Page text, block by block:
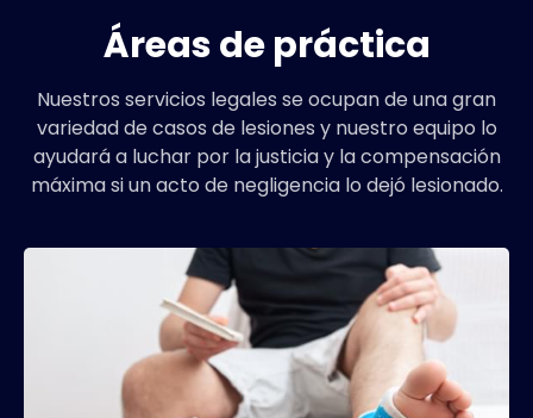
Áreas de práctica
Nuestros servicios legales se ocupan de una gran
variedad de casos de lesiones y nuestro equipo lo
ayudará a luchar por la justicia y la compensación
máxima si un acto de negligencia lo dejó lesionado.
Los casos de lesiones son nuestra especialidad.
Contamos con el mejor equipo de abogados de
lesiones para ofrecerle una asesoría legal
completa e integral desde el primer minuto.